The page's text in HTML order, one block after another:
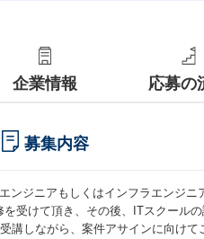
企業情報 応募の
募集内容
ンジニアもしくはインフラエンジニ
受けて頂き、その後、ITスクール
講しながら、案件アサインに向けて